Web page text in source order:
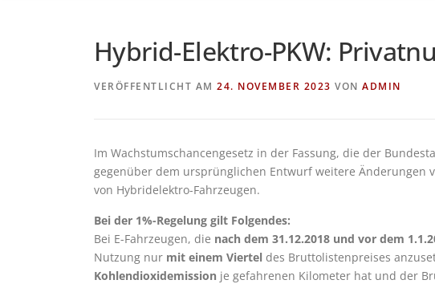
Hybrid-Elektro-PKW:
VERÖFFENTLICHT AM 24. NOVEMBER 2023 VON ADMIN
Im Wachstumschancengesetz in der Fassung, die der
gegenüber dem ursprünglichen Entwurf weitere Änderungen
von Hybridelektro-Fahrzeugen.
Bei der 1%-Regelung gilt Folgendes:
Bei E-Fahrzeugen, die nach dem 31.12.2018 und vor dem
Nutzung nur mit einem Viertel des Bruttolistenpreises
Kohlendioxidemission je gefahrenen Kilometer hat und der